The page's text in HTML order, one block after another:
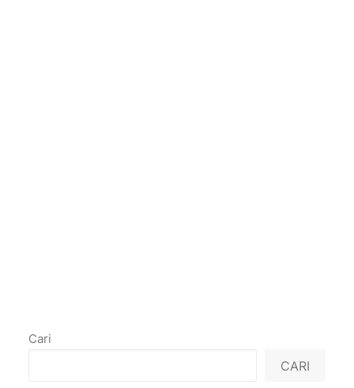
Cari
CARI